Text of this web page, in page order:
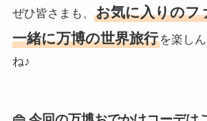
れないほどの迫力と世界観がありま
ぜひ皆さまも、